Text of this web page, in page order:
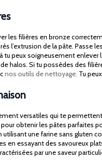
les filières en bronze
l’extrusion de la pâte. Passe
tu peux soigneusement
halos. Si tu possèdes des
nos outils de nettoyage. Tu
versatiles qui te
obtenir les pâtes parfaites
une farine sans gluten
en essayant des savoureux
par une saveur